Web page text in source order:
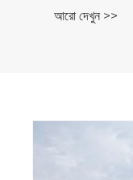
আরো দেখুন >>